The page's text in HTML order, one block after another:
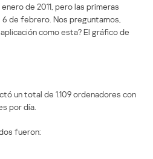
de 2011, pero las primeras
de febrero. Nos preguntamos,
como esta? El gráfico de
un total de 1.109 ordenadores con
por día.
fueron: